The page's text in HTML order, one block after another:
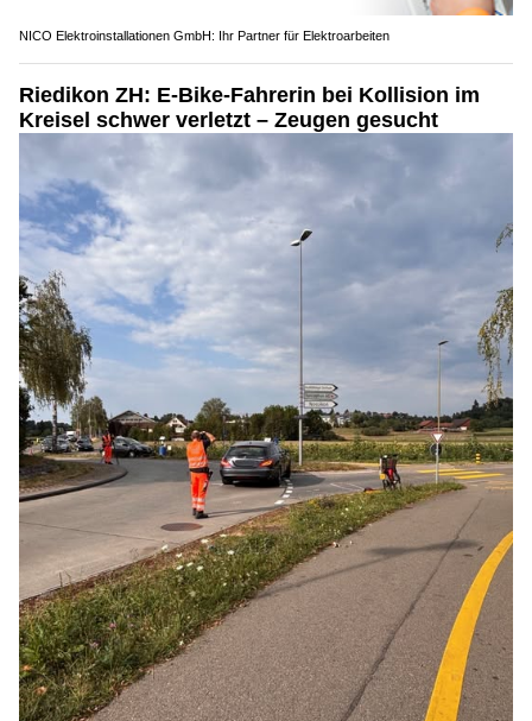
NICO Elektroinstallationen GmbH: Ihr Partner für Elektroarbeiten
Riedikon ZH: E-Bike-Fahrerin bei Kollision im
Kreisel schwer verletzt – Zeugen gesucht